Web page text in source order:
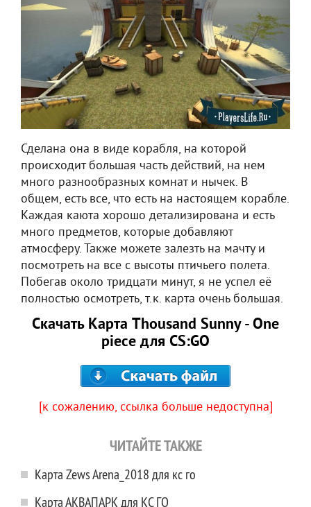
Сделана она в виде корабля, на которой
происходит большая часть действий, на нем
много разнообразных комнат и нычек. В
общем, есть все, что есть на настоящем корабле.
Каждая каюта хорошо детализирована и есть
много предметов, которые добавляют
атмосферу. Также можете залезть на мачту и
посмотреть на все с высоты птичьего полета.
Побегав около тридцати минут, я не успел её
полностью осмотреть, т.к. карта очень большая.
Скачать Карта Thousand Sunny - One
piece для CS:GO
[к сожалению, ссылка больше недоступна]
ЧИТАЙТЕ ТАКЖЕ
Карта Zews Arena_2018 для кс го
Карта АКВАПАРК для КС ГО